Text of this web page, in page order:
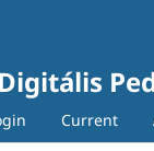
Current